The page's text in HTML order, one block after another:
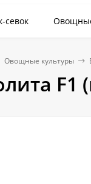
севок
Овощные культуры
F1